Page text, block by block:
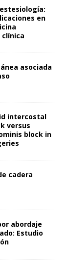
en
clínica
asociada
intercostal
versus
block in
cadera
abordaje
Estudio